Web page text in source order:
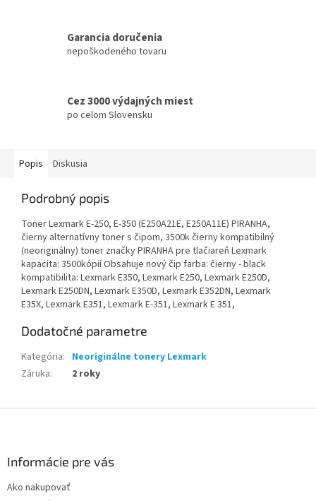
Garancia doručenia
nepoškodeného tovaru
Cez 3000 výdajných miest
po celom Slovensku
Popis Diskusia
Podrobný popis
Toner Lexmark E-250, E-350 (E250A21E, E250A11E) PIRANHA,
čierny alternatívny toner s čipom, 3500k čierny kompatibilný
(neoriginálny) toner značky PIRANHA pre tlačiareň Lexmark
kapacita: 3500kópií Obsahuje nový čip farba: čierny - black
kompatibilita: Lexmark E350, Lexmark E250, Lexmark E250D,
Lexmark E250DN, Lexmark E350D, Lexmark E352DN, Lexmark
E35X, Lexmark E351, Lexmark E-351, Lexmark E 351,
Dodatočné parametre
Kategória: Neoriginálne tonery Lexmark
Záruka: 2 roky
Informácie pre vás
Ako nakupovať